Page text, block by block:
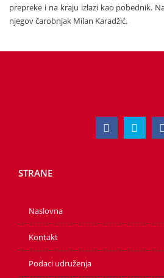
prepreke i na kraju izlazi kao pobednik.
njegov čarobnjak Milan Karadžić.
STRANE
Naslovna
Kontakt
Podaci udruženja